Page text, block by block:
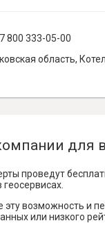
800 333-05-00
область,
для
проведут
эту возможность и
или низкого